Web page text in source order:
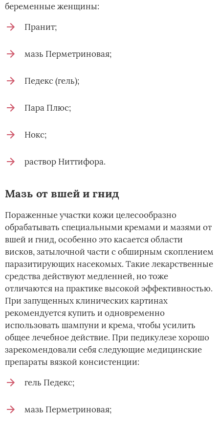
беременные женщины:
Пранит;
мазь Перметриновая;
Педекс (гель);
Пара Плюс;
Нокс;
раствор Ниттифора.
Мазь от вшей и гнид
Пораженные участки кожи целесообразно
обрабатывать специальными кремами и мазями от
вшей и гнид, особенно это касается области
висков, затылочной части с обширным скоплением
паразитирующих насекомых. Такие лекарственные
средства действуют медленней, но тоже
отличаются на практике высокой эффективностью.
При запущенных клинических картинах
рекомендуется купить и одновременно
использовать шампуни и крема, чтобы усилить
общее лечебное действие. При педикулезе хорошо
зарекомендовали себя следующие медицинские
препараты вязкой консистенции:
гель Педекс;
мазь Перметриновая;